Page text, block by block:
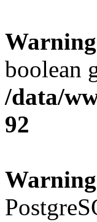
Warning
boolean
/data/
92
Warning